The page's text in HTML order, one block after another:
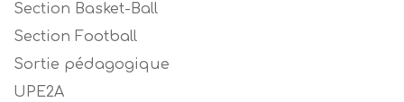
Section Basket-Ball
Section Football
Sortie pédagogique
UPE2A